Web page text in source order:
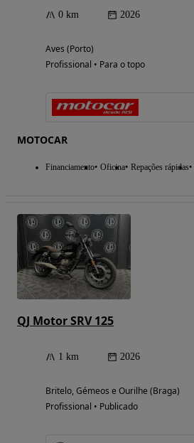
0 km 2026
Aves (Porto)
Profissional • Para o topo
MOTOCAR
Financiamento Oficina Repações rápidas
QJ Motor SRV 125
1 km 2026
Britelo, Gémeos e Ourilhe (Braga)
Profissional • Publicado